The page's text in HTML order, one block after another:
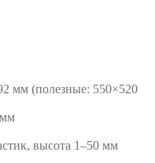
мм (полезные: 550×520
высота 1–50 мм